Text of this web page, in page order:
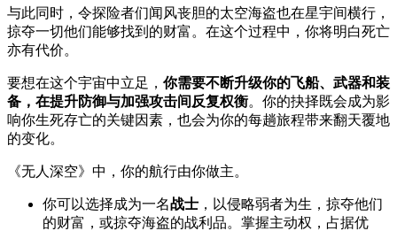
与此同时，令探险者们闻风丧胆的太空海盗也在星宇间横行，
掠夺一切他们能够找到的财富。在这个过程中，你将明白死亡
亦有代价。
要想在这个宇宙中立足， 你需要不断升级你的飞船、武器和装
备，在提升防御与加强攻击间反复权衡。你的抉择既会成为影
响你生死存亡的关键因素，也会为你的每趟旅程带来翻天覆地
的变化。
《无人深空》中，你的航行由你做主。
你可以选择成为一名战士 ，以侵略弱者为生，掠夺他们
的财富，或掠夺海盗的战利品。掌握主动权，占据优